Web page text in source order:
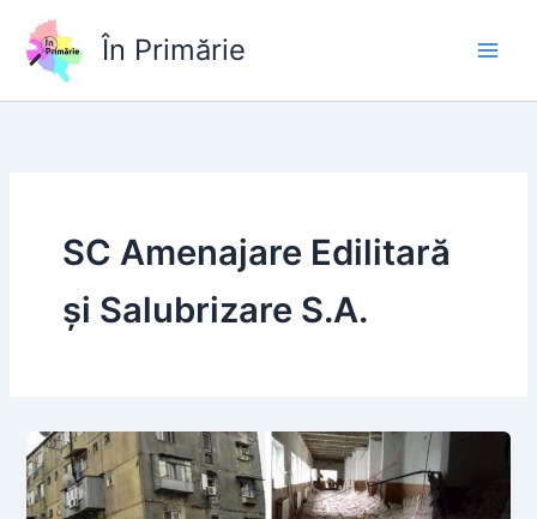
content
În Primărie
SC Amenajare Edilitară
și Salubrizare S.A.